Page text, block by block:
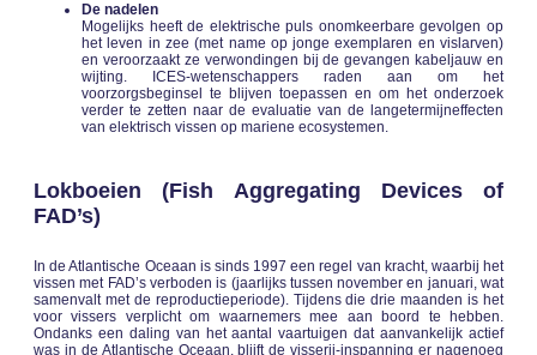
De nadelen
Mogelijks heeft de elektrische puls onomkeerbare gevolgen op
het leven in zee (met name op jonge exemplaren en vislarven)
en veroorzaakt ze verwondingen bij de gevangen kabeljauw en
wijting. ICES-wetenschappers raden aan om het
voorzorgsbeginsel te blijven toepassen en om het onderzoek
verder te zetten naar de evaluatie van de langetermijneffecten
van elektrisch vissen op mariene ecosystemen.
Lokboeien (Fish Aggregating Devices of
FAD’s)
In de Atlantische Oceaan is sinds 1997 een regel van kracht, waarbij het
vissen met FAD’s verboden is (jaarlijks tussen november en januari, wat
samenvalt met de reproductieperiode). Tijdens die drie maanden is het
voor vissers verplicht om waarnemers mee aan boord te hebben.
Ondanks een daling van het aantal vaartuigen dat aanvankelijk actief
was in de Atlantische Oceaan, blijft de visserij-inspanning er nagenoeg